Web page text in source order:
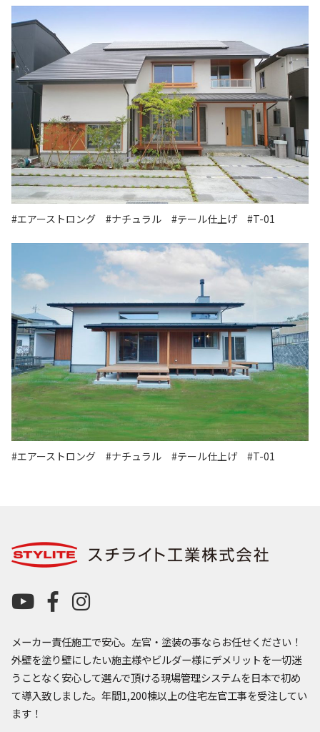
#エアーストロング #ナチュラル #テール仕上げ #T-01
#エアーストロング #ナチュラル #テール仕上げ #T-01
メーカー責任施工で安心。左官・塗装の事ならお任せください！
外壁を塗り壁にしたい施主様やビルダー様にデメリットを一切迷
うことなく安心して選んで頂ける現場管理システムを日本で初め
て導入致しました。年間1,200棟以上の住宅左官工事を受注してい
ます！